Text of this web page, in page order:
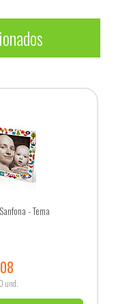
- Tema
und.